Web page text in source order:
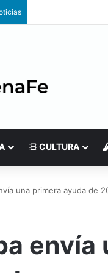
CULTURA
una primera ayuda de